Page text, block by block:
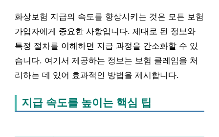
화상보험 지급의 속도를 향상시키는 것은 모든 보험
가입자에게 중요한 사항입니다. 제대로 된 정보와
특정 절차를 이해하면 지급 과정을 간소화할 수 있
습니다. 여기서 제공하는 정보는 보험 클레임을 처
리하는 데 있어 효과적인 방법을 제시합니다.
지급 속도를 높이는 핵심 팁